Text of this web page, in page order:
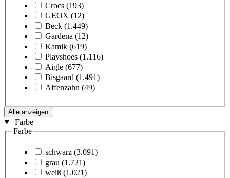
Crocs (193)
GEOX (12)
Beck (1.449)
Gardena (12)
Kamik (619)
Playshoes (1.116)
Aigle (677)
Bisgaard (1.491)
Affenzahn (49)
Alle anzeigen
Farbe
Farbe
schwarz (3.091)
grau (1.721)
weiß (1.021)